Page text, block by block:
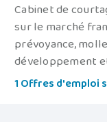
Cabinet de
sur le marché
prévoyance,
développement
1 Offres d'emploi